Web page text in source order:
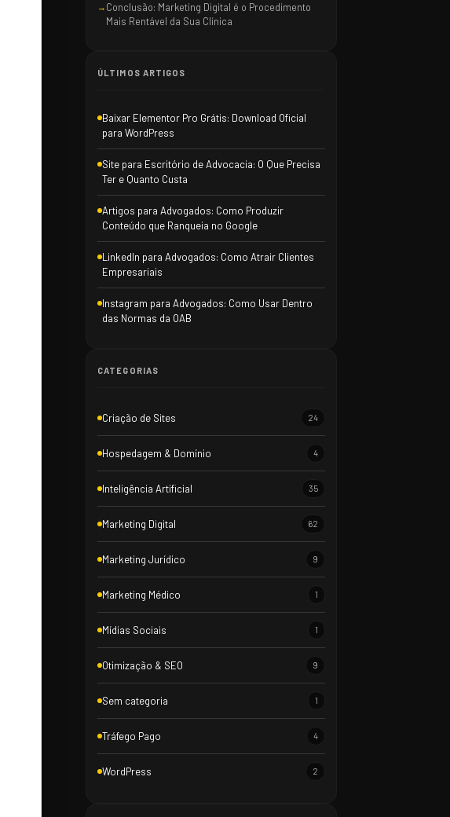
Conclusão: Marketing Digital é o Procedimento
Mais Rentável da Sua Clínica
ÚLTIMOS ARTIGOS
Baixar Elementor Pro Grátis: Download Oficial
para WordPress
Site para Escritório de Advocacia: O Que Precisa
Ter e Quanto Custa
Artigos para Advogados: Como Produzir
Conteúdo que Ranqueia no Google
LinkedIn para Advogados: Como Atrair Clientes
Empresariais
Instagram para Advogados: Como Usar Dentro
das Normas da OAB
CATEGORIAS
Criação de Sites 24
Hospedagem & Domínio 4
Inteligência Artificial 35
Marketing Digital 62
Marketing Jurídico 9
Marketing Médico 1
Mídias Sociais 1
Otimização & SEO 9
Sem categoria 1
Tráfego Pago 4
WordPress 2